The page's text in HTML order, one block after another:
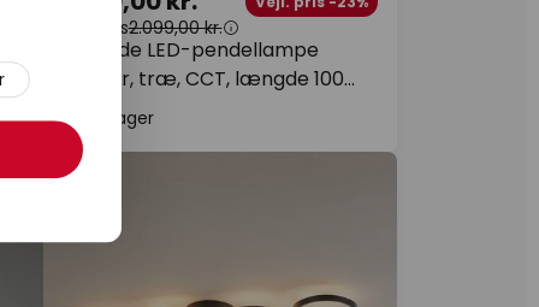
Lucande LED-pendellampe
Darnor, træ, CCT, længde 100
Vejl. pris2.099,00 kr.
På lager